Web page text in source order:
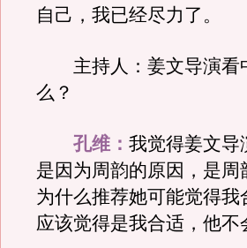
自己，我已经尽力了。
主持人：姜文导演看
么？
孔维： 我觉得姜文导
是因为周韵的原因，是
为什么推荐她可能觉得
应该觉得是我合适，他